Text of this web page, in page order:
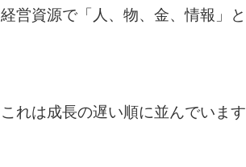
経営資源で「人、物、金、情報」と
これは成長の遅い順に並んでいます